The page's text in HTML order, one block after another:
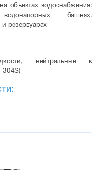
объектах водоснабжения:
башнях,
резервуарах
нейтральные к
304S)